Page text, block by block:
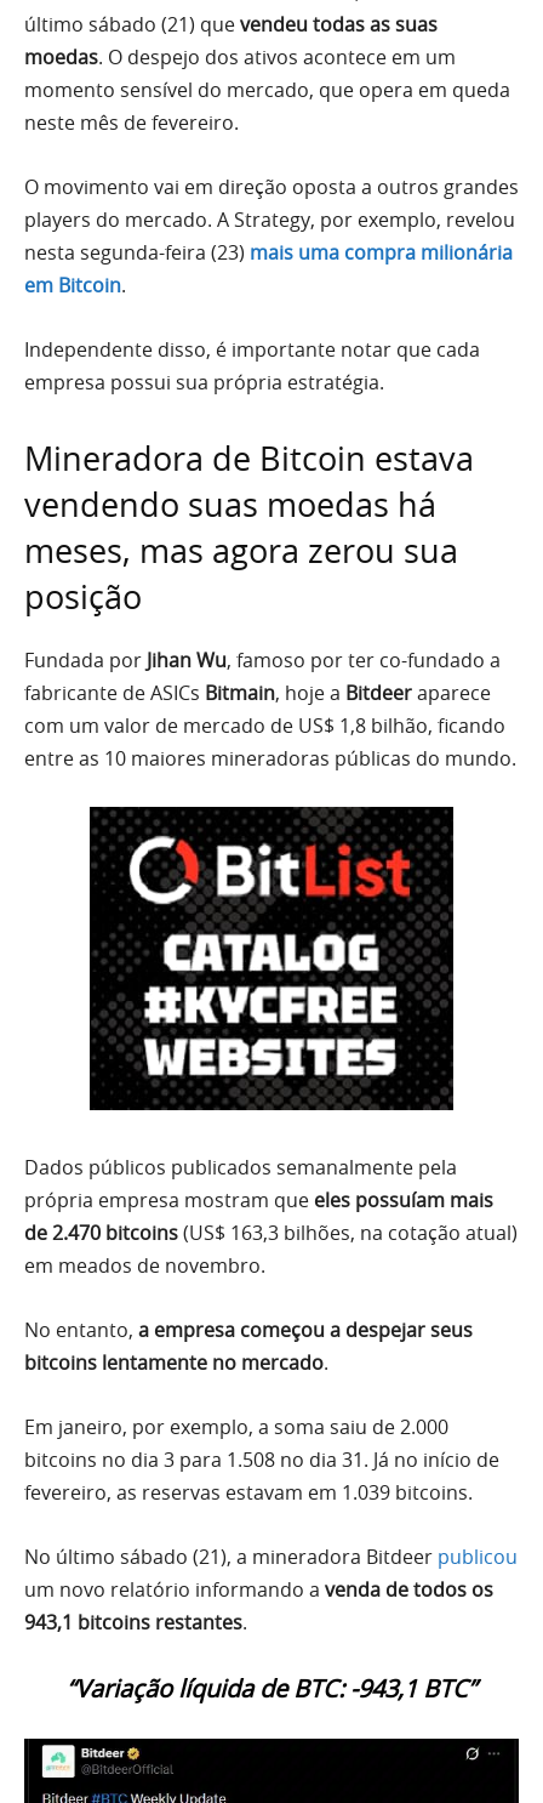
último sábado (21) quevendeu todas as suas
moedas. O despejo dos ativos acontece em um
momento sensível do mercado, que opera em queda
neste mês de fevereiro.
O movimento vai em direção oposta a outros grandes
players do mercado. A Strategy, por exemplo, revelou
nesta segunda-feira (23) mais uma compra milionária
em Bitcoin.
Independente disso, é importante notar que cada
empresa possui sua própria estratégia.
Mineradora de Bitcoin estava
vendendo suas moedas há
meses, mas agora zerou sua
posição
Fundada por Jihan Wu, famoso por ter co-fundado a
fabricante de ASICs Bitmain, hoje a Bitdeeraparece
com um valor de mercado de US$ 1,8 bilhão, ficando
entre as 10 maiores mineradoras públicas do mundo.
Dados públicos publicados semanalmente pela
própria empresa mostram que eles possuíam mais
de 2.470 bitcoins(US$ 163,3 bilhões, na cotação atual)
em meados de novembro.
No entanto, a empresa começou a despejar seus
bitcoins lentamente no mercado.
Em janeiro, por exemplo, a soma saiu de 2.000
bitcoins no dia 3 para 1.508 no dia 31. Já no início de
fevereiro, as reservas estavam em 1.039 bitcoins.
No último sábado (21), a mineradora Bitdeer publicou
um novo relatório informando a venda de todos os
943,1 bitcoins restantes.
“Variação líquida de BTC: -943,1 BTC”